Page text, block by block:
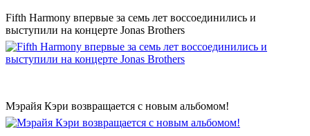
Fifth Harmony впервые за семь лет воссоединились и
выступили на концерте Jonas Brothers
Мэрайя Кэри возвращается с новым альбомом!